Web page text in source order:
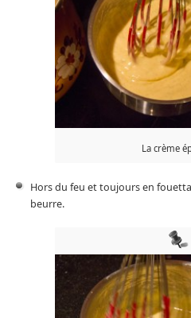
La crème
Hors du feu et toujours en
beurre.